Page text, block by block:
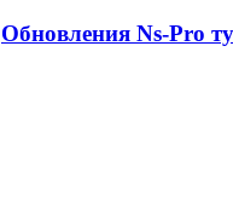
Обновления Ns-Pro